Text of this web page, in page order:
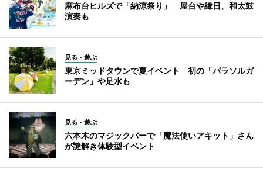
麻布台ヒルズで「納涼祭り」 屋台や縁日、和太鼓
演奏も
見る・遊ぶ
東京ミッドタウンで夏イベント 初の「パラソルガ
ーデン」や足水も
見る・遊ぶ
六本木のマジックバーで「魔法使いアキット」さん
が謎解き体験型イベント